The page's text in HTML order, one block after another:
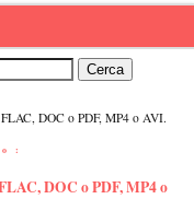
DOC o PDF, MP4 o AVI.
:
DOC o PDF, MP4 o